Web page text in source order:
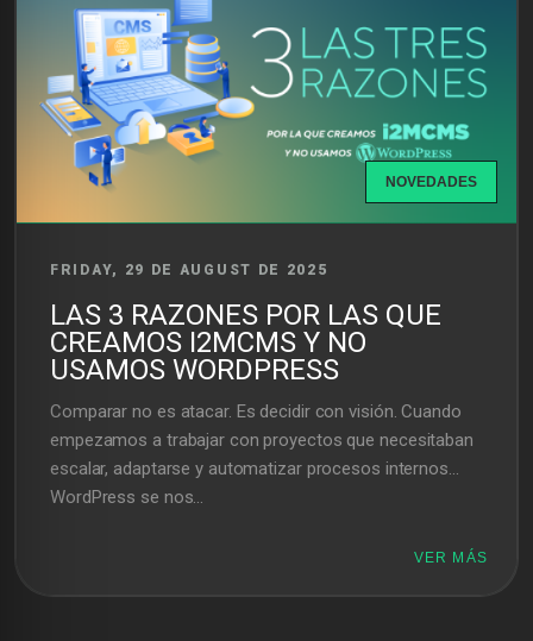
NOVEDADES
FRIDAY, 29 DE AUGUST DE 2025
LAS 3 RAZONES POR LAS QUE
CREAMOS I2MCMS Y NO
USAMOS WORDPRESS
Comparar no es atacar. Es decidir con visión. Cuando
empezamos a trabajar con proyectos que necesitaban
escalar, adaptarse y automatizar procesos internos...
WordPress se nos...
VER MÁS